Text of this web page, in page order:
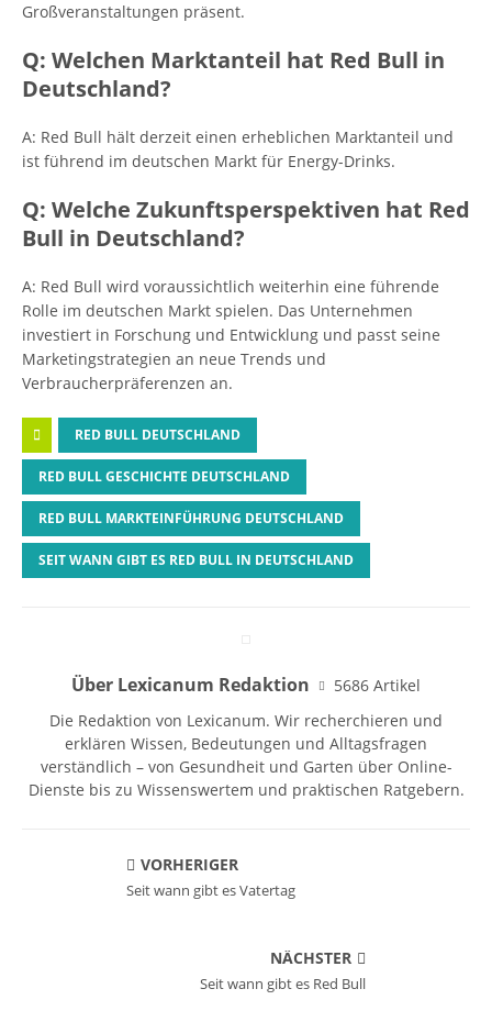
Großveranstaltungen präsent.
Q: Welchen Marktanteil hat Red Bull in
Deutschland?
A: Red Bull hält derzeit einen erheblichen Marktanteil und
ist führend im deutschen Markt für Energy-Drinks.
Q: Welche Zukunftsperspektiven hat Red
Bull in Deutschland?
A: Red Bull wird voraussichtlich weiterhin eine führende
Rolle im deutschen Markt spielen. Das Unternehmen
investiert in Forschung und Entwicklung und passt seine
Marketingstrategien an neue Trends und
Verbraucherpräferenzen an.
RED BULL DEUTSCHLAND
RED BULL GESCHICHTE DEUTSCHLAND
RED BULL MARKTEINFÜHRUNG DEUTSCHLAND
SEIT WANN GIBT ES RED BULL IN DEUTSCHLAND
Über Lexicanum Redaktion
5686 Artikel
Die Redaktion von Lexicanum. Wir recherchieren und
erklären Wissen, Bedeutungen und Alltagsfragen
verständlich – von Gesundheit und Garten über Online-
Dienste bis zu Wissenswertem und praktischen Ratgebern.
VORHERIGER
Seit wann gibt es Vatertag
NÄCHSTER
Seit wann gibt es Red Bull